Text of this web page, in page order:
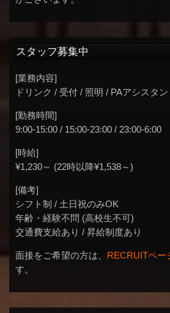
スタッフ募集中
[業務内容]
ドリンク / 受付 / 照明 / PAアシスタン
[勤務時間]
9:00-15:00 / 15:00-23:00 / 23:00-6:00
[時給]
¥1,230～ (22時以降¥1,538～)
[備考]
シフト制 / 土日祝のみOK
年齢・経験不問 (高校生不可)
交通費支給あり / 昇給制度あり
面接をご希望の方は、 RECRUITペー
す。